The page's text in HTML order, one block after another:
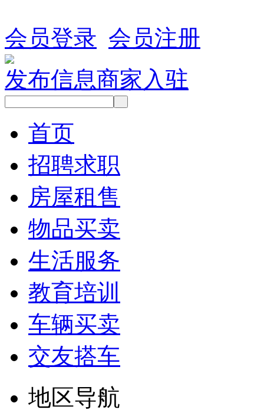
会员登录 会员注册
发布信息商家入驻
首页
招聘求职
房屋租售
物品买卖
生活服务
教育培训
车辆买卖
交友搭车
地区导航